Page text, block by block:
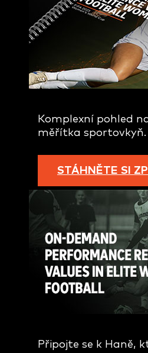
Komplexní pohled
měřítka sportovkyň.
STÁHNĚTE SI
Připojte se k Haně,